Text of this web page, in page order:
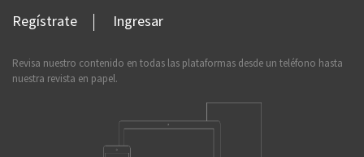
Regístrate Ingresar
Revisa nuestro contenido en todas las plataformas desde un teléfono hasta
nuestra revista en papel.